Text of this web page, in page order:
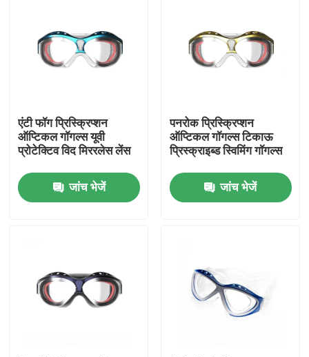
घर
हमारे बारे में
एंटी फॉग प्रिस्क्रिप्शन
ऑप्टिकल गॉगल्स यूवी
प्रोटेक्टिव विद मिररलेस लेंस
जांच भेजें
पनरोक प्रिस्क्रिप्शन
ऑप्टिकल गॉगल्स टिकाऊ
प्रिस्क्राइब्ड स्विमिंग गॉगल्स
जांच भेजें